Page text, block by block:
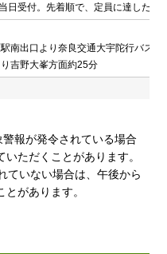
日受付。先着順で、定員に達した時
南出口より奈良交通大宇陀行バス
吉野大峯方面約25分
報が発令されている場合
ただくことがあります。
ていない場合は、午後から
があります。